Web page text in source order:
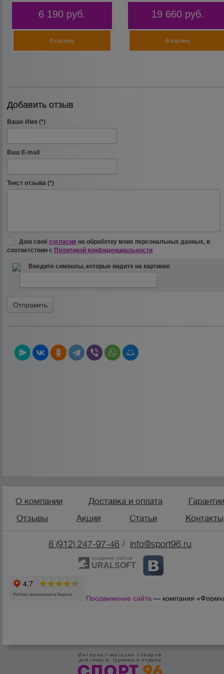
6 190 руб.
В корзину
19 660 руб.
В корзину
Добавить отзыв
Ваше Имя (*)
Ваш E-mail
Текст отзыва (*)
Даю своёсогласие на обработку моих персональных данных, в
соответствии с Политикой конфиденциальности
Введите символы, которые видите на картинке
О компании Доставка и оплата
Отзывы
Акции Статьи Контакты
8 (912) 247-97-46 / info@sport96.ru
создание сайтов
URALSOFT
Продвижение сайта — компания
Интернет-магазин товаров
для спорта, туризма и отдыха